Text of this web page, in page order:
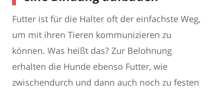
Futter ist für die Halter oft der einfachste Weg,
um mit ihren Tieren kommunizieren zu
können. Was heißt das? Zur Belohnung
erhalten die Hunde ebenso Futter, wie
zwischendurch und dann auch noch zu festen